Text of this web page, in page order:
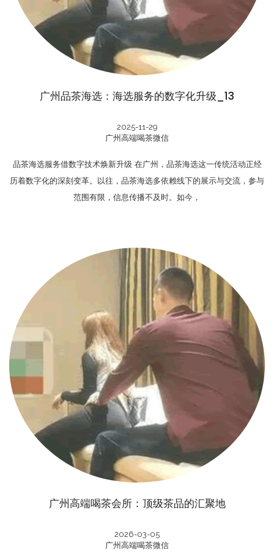
广州品茶海选：海选服务的数字化升级_13
2025-11-29
广州高端喝茶微信
品茶海选服务借数字技术焕新升级 在广州，品茶海选这一传统活动正经
历着数字化的深刻变革。以往，品茶海选多依赖线下的展示与交流，参与
范围有限，信息传播不及时。如今，
广州高端喝茶会所：顶级茶品的汇聚地
2026-03-05
广州高端喝茶微信